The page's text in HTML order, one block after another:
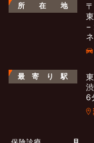
よ
所 在 地
−
最 寄 り 駅
6